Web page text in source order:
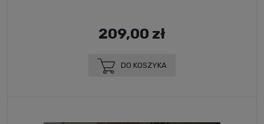
209,00 zł
DO KOSZYKA